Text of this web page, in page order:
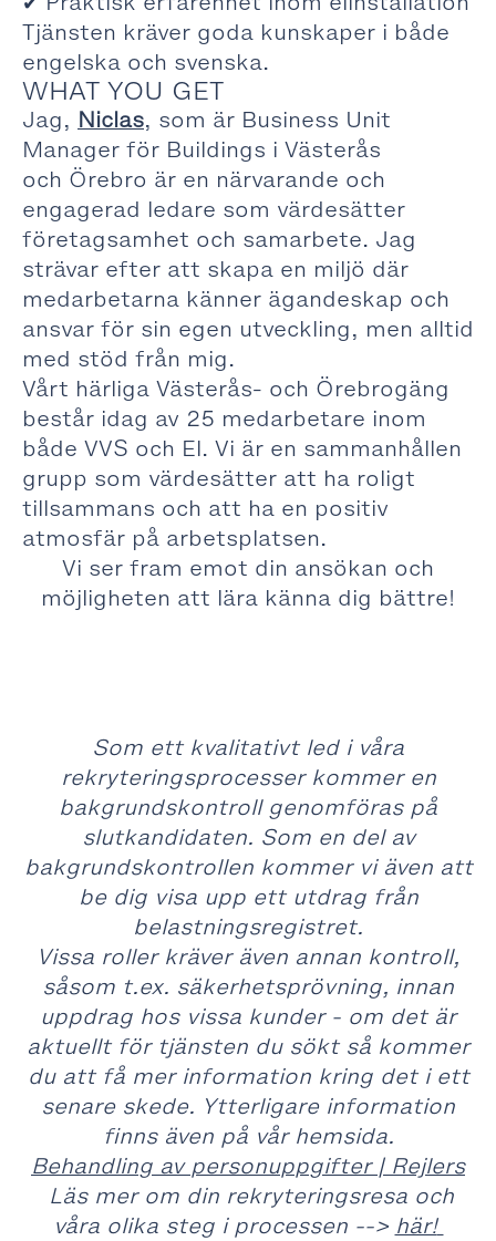
Tjänsten kräver goda kunskaper i både
engelska och svenska.
WHAT YOU GET
Jag, Niclas, som är Business Unit
Manager för Buildings i Västerås
och Örebro är en närvarande och
engagerad ledare som värdesätter
företagsamhet och samarbete. Jag
strävar efter att skapa en miljö där
medarbetarna känner ägandeskap och
ansvar för sin egen utveckling, men alltid
med stöd från mig.
Vårt härliga Västerås- och Örebrogäng
består idag av 25 medarbetare inom
både VVS och El. Vi är en sammanhållen
grupp som värdesätter att ha roligt
tillsammans och att ha en positiv
atmosfär på arbetsplatsen.
Vi ser fram emot din ansökan och
möjligheten att lära känna dig bättre!
Som ett kvalitativt led i våra
rekryteringsprocesser kommer en
bakgrundskontroll genomföras på
slutkandidaten. Som en del av
bakgrundskontrollen kommer vi även att
be dig visa upp ett utdrag från
belastningsregistret.
Vissa roller kräver även annan kontroll,
såsom t.ex. säkerhetsprövning, innan
uppdrag hos vissa kunder - om det är
aktuellt för tjänsten du sökt så kommer
du att få mer information kring det i ett
senare skede. Ytterligare information
finns även på vår hemsida.
Behandling av personuppgifter | Rejlers
Läs mer om din rekryteringsresa och
våra olika steg i processen --> här!